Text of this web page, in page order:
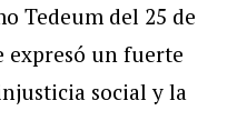
Tedeum del 25 de
expresó un fuerte
social y la